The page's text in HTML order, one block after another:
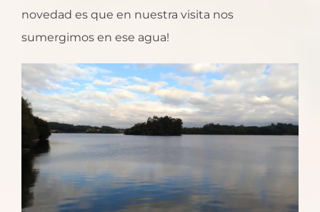
novedad es que en nuestra visita nos
sumergimos en ese agua!